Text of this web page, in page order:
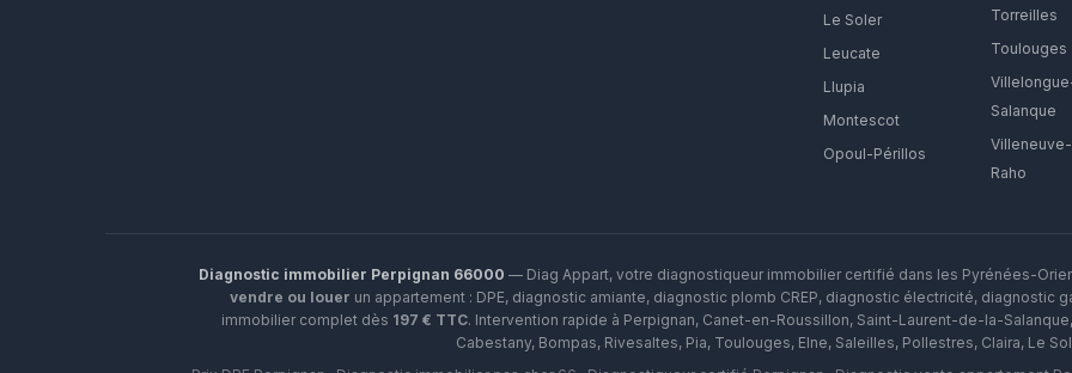
Le Soler
Leucate
Llupia
Montescot
Opoul-Périllos
Torreilles
Toulouges
Salanque
Raho
Diagnostic immobilier Perpignan 66000 — Diag Appart, votre diagnostiqueur immobilier certifié dans les Pyrénées-
vendre ou louer un appartement : DPE, diagnostic amiante, diagnostic plomb CREP, diagnostic électricité, diagnostic
immobilier complet dès 197 € TTC. Intervention rapide à Perpignan, Canet-en-Roussillon, Saint-Laurent-de-la-Salanque
Cabestany, Bompas, Rivesaltes, Pia, Toulouges, Elne, Saleilles, Pollestres, Claira, Le